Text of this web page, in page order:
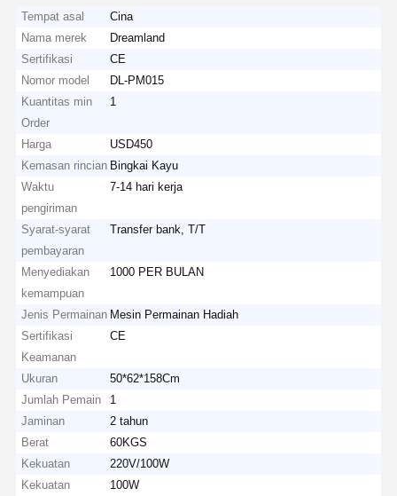
Tempat asal
Cina
Nama merek
Dreamland
Sertifikasi
CE
Nomor model
DL-PM015
Kuantitas min
Order
1
Harga
USD450
Kemasan rincian Bingkai Kayu
Waktu
pengiriman
7-14 hari kerja
Syarat-syarat
pembayaran
Transfer bank, T/T
Menyediakan
kemampuan
1000 PER BULAN
Jenis Permainan Mesin Permainan Hadiah
Sertifikasi
Keamanan
CE
Ukuran
50*62*158Cm
Jumlah Pemain
1
Jaminan
2 tahun
Berat
60KGS
Kekuatan
220V/100W
Kekuatan
100W